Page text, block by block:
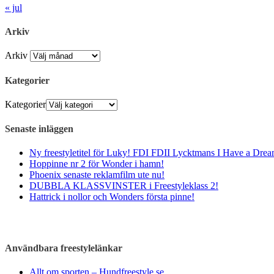
« jul
Arkiv
Arkiv
Kategorier
Kategorier
Senaste inläggen
Ny freestyletitel för Luky! FDI FDII Lycktmans I Have a
Hoppinne nr 2 för Wonder i hamn!
Phoenix senaste reklamfilm ute nu!
DUBBLA KLASSVINSTER i Freestyleklass 2!
Hattrick i nollor och Wonders första pinne!
Användbara freestylelänkar
Allt om sporten – Hundfreestyle.se